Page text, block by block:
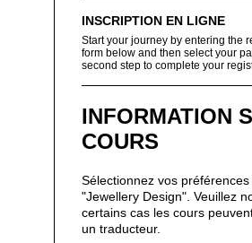
INSCRIPTION EN LIGNE
Start your journey by entering the
form below and then select your
second step to complete your
INFORMATION
COURS
Sélectionnez vos
"Jewellery Design". Veuillez
certains cas les cours
un traducteur.